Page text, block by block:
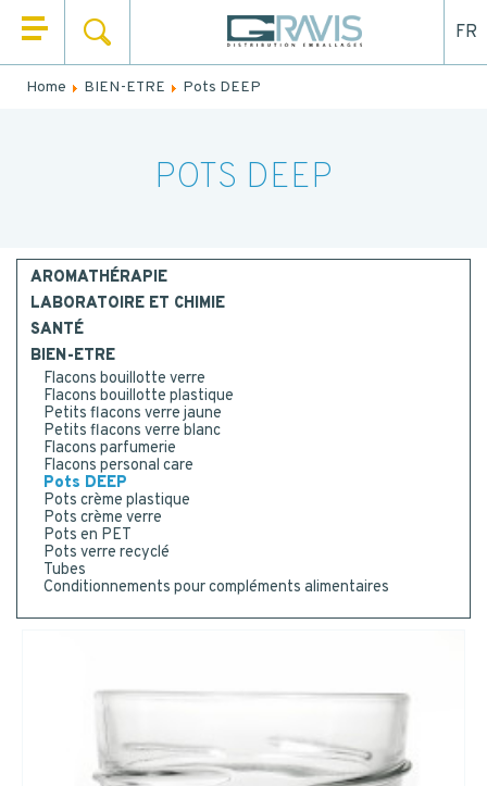
HOME
OUR PRODUCTS
OUR SERVICES
CONTACT
CONTACT
Or call us : 02 41 96 90 10
FR
Home BIEN-ETRE Pots DEEP
POTS DEEP
AROMATHÉRAPIE
LABORATOIRE ET CHIMIE
SANTÉ
BIEN-ETRE
Flacons bouillotte verre
Flacons bouillotte plastique
Petits flacons verre jaune
Petits flacons verre blanc
Flacons parfumerie
Flacons personal care
Pots DEEP
Pots crème plastique
Pots crème verre
Pots en PET
Pots verre recyclé
Tubes
Conditionnements pour compléments alimentaires
Fill out the form below to be recalled or contacted by
FIRST NAME*
EMAIL
TEL.*
Postal code*
MESSAGE
personal data.*
Yes